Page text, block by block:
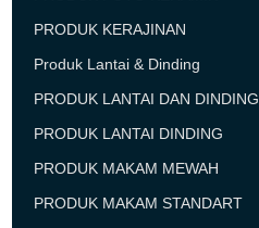
PRODUK KERAJINAN
Produk Lantai & Dinding
PRODUK LANTAI DAN DINDING
PRODUK LANTAI DINDING
PRODUK MAKAM MEWAH
PRODUK MAKAM STANDART